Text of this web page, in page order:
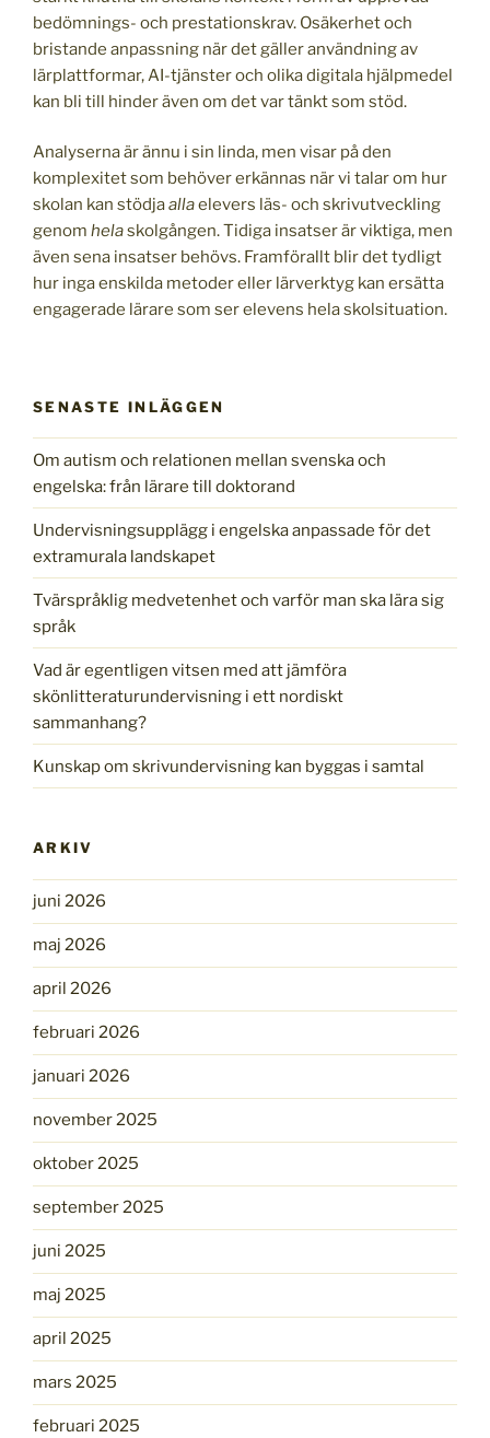
bedömnings- och prestationskrav. Osäkerhet och
bristande anpassning när det gäller användning av
lärplattformar, AI-tjänster och olika digitala hjälpmedel
kan bli till hinder även om det var tänkt som stöd.
Analyserna är ännu i sin linda, men visar på den
komplexitet som behöver erkännas när vi talar om hur
skolan kan stödjaallaelevers läs- och skrivutveckling
genom helaskolgången. Tidiga insatser är viktiga, men
även sena insatser behövs. Framförallt blir det tydligt
hur inga enskilda metoder eller lärverktyg kan ersätta
engagerade lärare som ser elevens hela skolsituation.
SENASTE INLÄGGEN
Om autism och relationen mellan svenska och
engelska: från lärare till doktorand
Undervisningsupplägg i engelska anpassade för det
extramurala landskapet
Tvärspråklig medvetenhet och varför man ska lära sig
språk
Vad är egentligen vitsen med att jämföra
skönlitteraturundervisning i ett nordiskt
sammanhang?
Kunskap om skrivundervisning kan byggas i samtal
ARKIV
juni 2026
maj 2026
april 2026
februari 2026
januari 2026
november 2025
oktober 2025
september 2025
juni 2025
maj 2025
april 2025
mars 2025
februari 2025